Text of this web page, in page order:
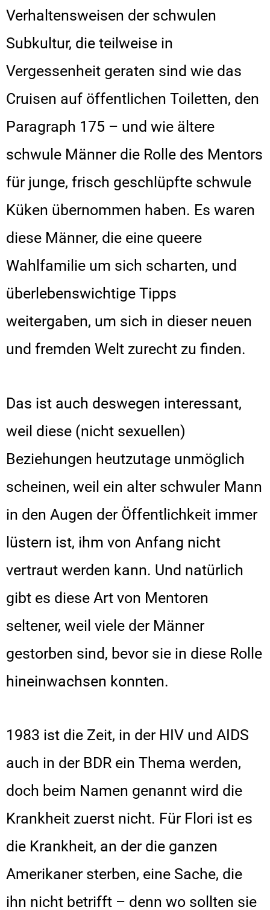
Verhaltensweisen der schwulen
Subkultur, die teilweise in
Vergessenheit geraten sind wie das
Cruisen auf öffentlichen Toiletten, den
Paragraph 175 – und wie ältere
schwule Männer die Rolle des Mentors
für junge, frisch geschlüpfte schwule
Küken übernommen haben. Es waren
diese Männer, die eine queere
Wahlfamilie um sich scharten, und
überlebenswichtige Tipps
weitergaben, um sich in dieser neuen
und fremden Welt zurecht zu finden.
Das ist auch deswegen interessant,
weil diese (nicht sexuellen)
Beziehungen heutzutage unmöglich
scheinen, weil ein alter schwuler Mann
in den Augen der Öffentlichkeit immer
lüstern ist, ihm von Anfang nicht
vertraut werden kann. Und natürlich
gibt es diese Art von Mentoren
seltener, weil viele der Männer
gestorben sind, bevor sie in diese Rolle
hineinwachsen konnten.
1983 ist die Zeit, in der HIV und AIDS
auch in der BDR ein Thema werden,
doch beim Namen genannt wird die
Krankheit zuerst nicht. Für Flori ist es
die Krankheit, an der die ganzen
Amerikaner sterben, eine Sache, die
ihn nicht betrifft – denn wo sollten sie